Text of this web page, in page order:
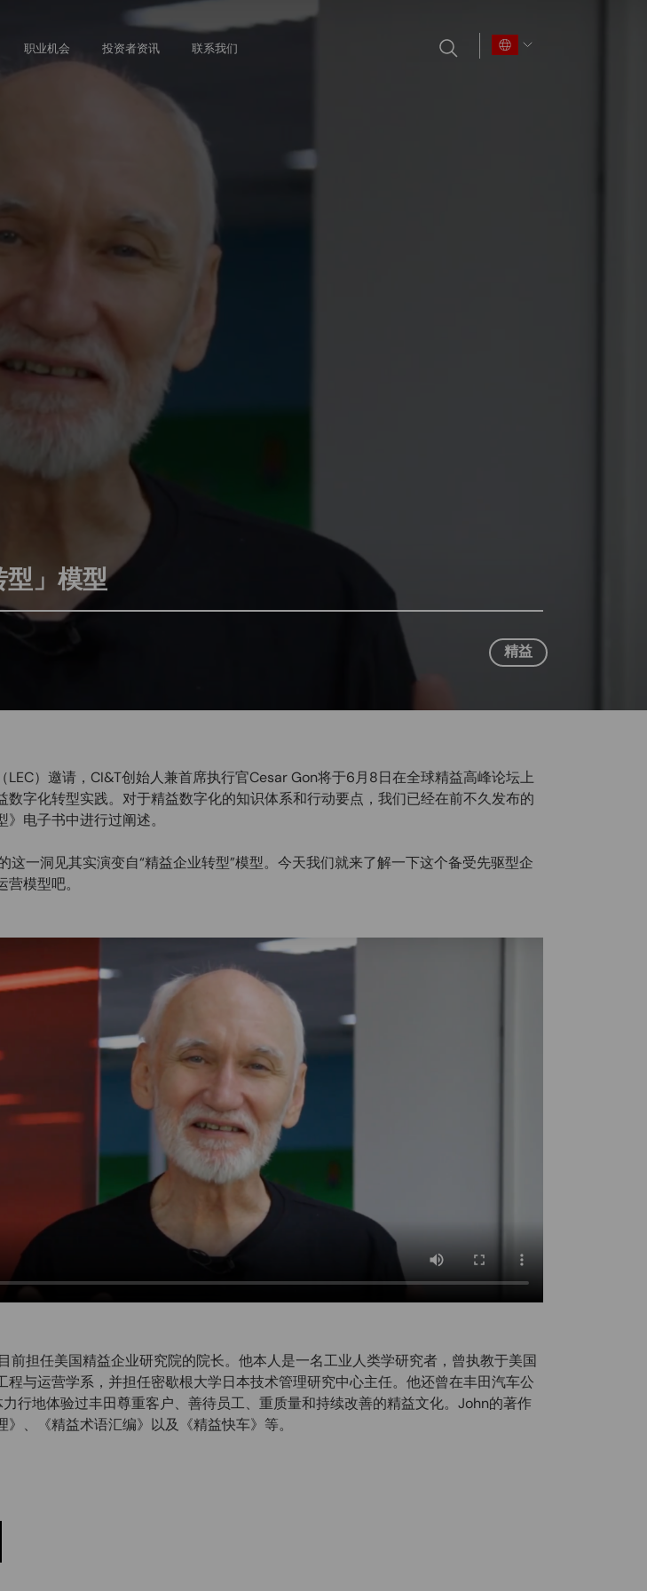
main
职业机会 投资者资讯 联系我们
」模型
精益
LEC）邀请，CI&T创始人兼首席执行官Cesar Gon将于6月8日在全球精益高峰论坛上
数字化转型实践。对于精益数字化的知识体系和行动要点，我们已经在前不久发布的
》电子书中进行过阐述。
这一洞见其实演变自“精益企业转型”模型。今天我们就来了解一下这个备受先驱型企
模型吧。
前担任美国精益企业研究院的院长。他本人是一名工业人类学研究者，曾执教于美国
程与运营学系，并担任密歇根大学日本技术管理研究中心主任。他还曾在丰田汽车公
力行地体验过丰田尊重客户、善待员工、重质量和持续改善的精益文化。John的著作
》、《精益术语汇编》以及《精益快车》等。